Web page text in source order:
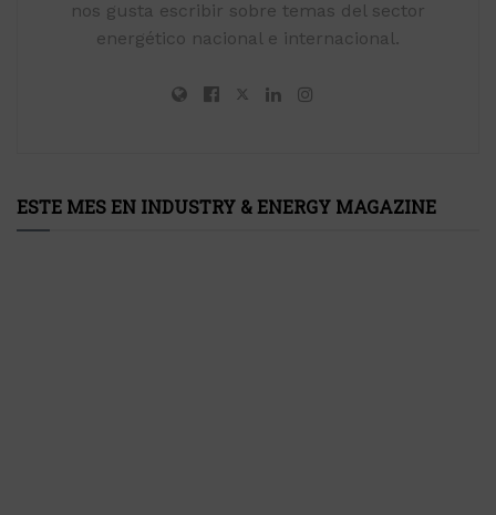
nos gusta escribir sobre temas del sector
energético nacional e internacional.
ESTE MES EN INDUSTRY & ENERGY MAGAZINE